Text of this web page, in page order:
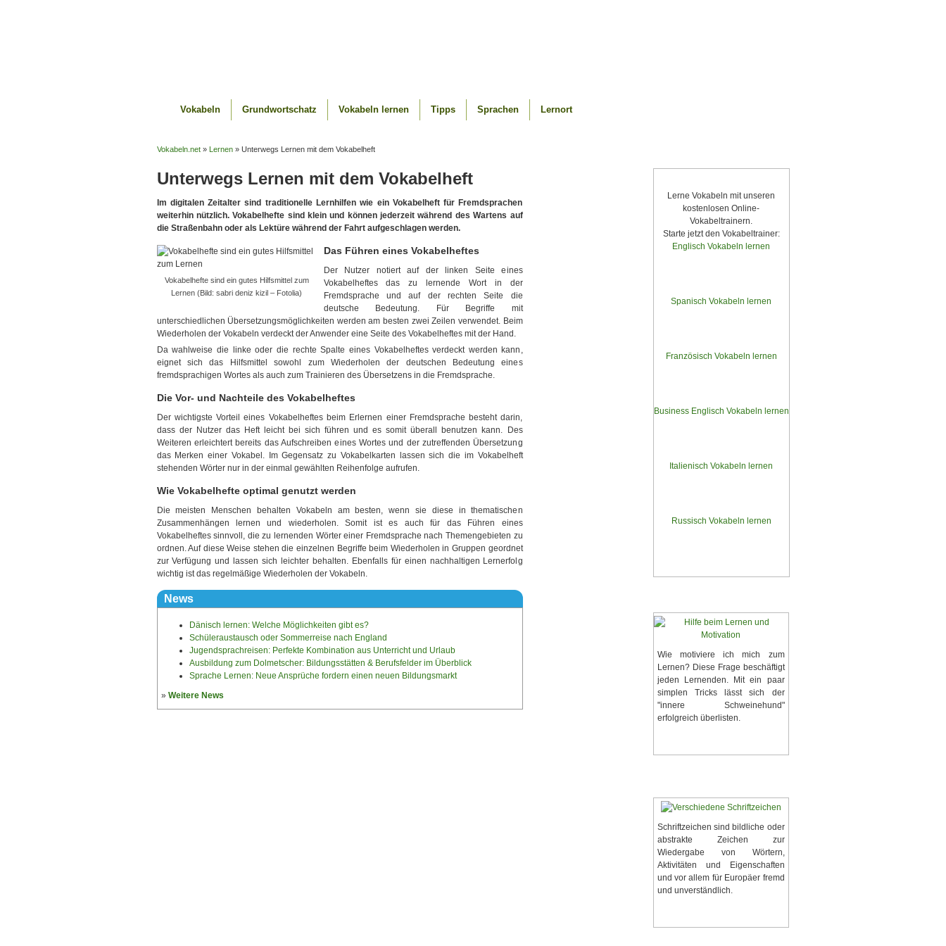
Vokabeln Grundwortschatz Vokabeln lernen Tipps Sprachen Lernort
Vokabeln.net» Lernen» Unterwegs Lernen mit dem Vokabelheft
Unterwegs Lernen mit dem Vokabelheft
Im digitalen Zeitalter sind traditionelle Lernhilfen wie ein Vokabelheft für Fremdsprachen
weiterhin nützlich. Vokabelhefte sind klein und können jederzeit während des Wartens auf
die Straßenbahn oder als Lektüre während der Fahrt aufgeschlagen werden.
Vokabelhefte sind ein gutes Hilfsmittel zum
Lernen (Bild: sabri deniz kizil – Fotolia)
Das Führen eines Vokabelheftes
Der Nutzer notiert auf der linken Seite eines
Vokabelheftes das zu lernende Wort in der
Fremdsprache und auf der rechten Seite die
deutsche Bedeutung. Für Begriffe mit
unterschiedlichen Übersetzungsmöglichkeiten werden am besten zwei Zeilen verwendet. Beim
Wiederholen der Vokabeln verdeckt der Anwender eine Seite des Vokabelheftes mit der Hand.
Da wahlweise die linke oder die rechte Spalte eines Vokabelheftes verdeckt werden kann,
eignet sich das Hilfsmittel sowohl zum Wiederholen der deutschen Bedeutung eines
fremdsprachigen Wortes als auch zum Trainieren des Übersetzens in die Fremdsprache.
Die Vor- und Nachteile des Vokabelheftes
Der wichtigste Vorteil eines Vokabelheftes beim Erlernen einer Fremdsprache besteht darin,
dass der Nutzer das Heft leicht bei sich führen und es somit überall benutzen kann. Des
Weiteren erleichtert bereits das Aufschreiben eines Wortes und der zutreffenden Übersetzung
das Merken einer Vokabel. Im Gegensatz zu Vokabelkarten lassen sich die im Vokabelheft
stehenden Wörter nur in der einmal gewählten Reihenfolge aufrufen.
Wie Vokabelhefte optimal genutzt werden
Die meisten Menschen behalten Vokabeln am besten, wenn sie diese in thematischen
Zusammenhängen lernen und wiederholen. Somit ist es auch für das Führen eines
Vokabelheftes sinnvoll, die zu lernenden Wörter einer Fremdsprache nach Themengebieten zu
ordnen. Auf diese Weise stehen die einzelnen Begriffe beim Wiederholen in Gruppen geordnet
zur Verfügung und lassen sich leichter behalten. Ebenfalls für einen nachhaltigen Lernerfolg
wichtig ist das regelmäßige Wiederholen der Vokabeln.
News
Dänisch lernen: Welche Möglichkeiten gibt es?
Schüleraustausch oder Sommerreise nach England
Jugendsprachreisen: Perfekte Kombination aus Unterricht und Urlaub
Ausbildung zum Dolmetscher: Bildungsstätten & Berufsfelder im Überblick
Sprache Lernen: Neue Ansprüche fordern einen neuen Bildungsmarkt
» Weitere News
Lerne Vokabeln mit unseren
kostenlosen Online-
Vokabeltrainern.
Starte jetzt den Vokabeltrainer:
Englisch Vokabeln lernen
Spanisch Vokabeln lernen
Französisch Vokabeln lernen
Business Englisch Vokabeln lernen
Italienisch Vokabeln lernen
Russisch Vokabeln lernen
Wie motiviere ich mich zum
Lernen? Diese Frage beschäftigt
jeden Lernenden. Mit ein paar
simplen Tricks lässt sich der
"innere Schweinehund"
erfolgreich überlisten.
Schriftzeichen sind bildliche oder
abstrakte Zeichen zur
Wiedergabe von Wörtern,
Aktivitäten und Eigenschaften
und vor allem für Europäer fremd
und unverständlich.